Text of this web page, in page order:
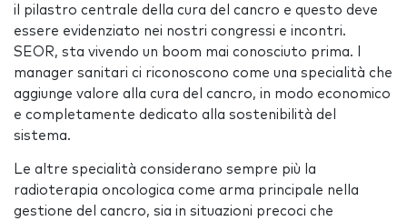
il pilastro centrale della cura del cancro e questo deve
essere evidenziato nei nostri congressi e incontri.
SEOR, sta vivendo un boom mai conosciuto prima. I
manager sanitari ci riconoscono come una specialità che
aggiunge valore alla cura del cancro, in modo economico
e completamente dedicato alla sostenibilità del
sistema.
Le altre specialità considerano sempre più la
radioterapia oncologica come arma principale nella
gestione del cancro, sia in situazioni precoci che